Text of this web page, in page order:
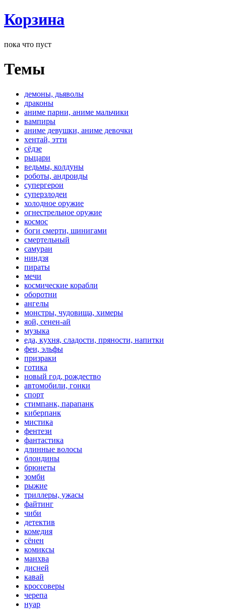
Корзина
пока что пуст
Темы
демоны, дьяволы
драконы
аниме парни, аниме мальчики
вампиры
аниме девушки, аниме девочки
хентай, этти
сёдзе
рыцари
ведьмы, колдуны
роботы, андроиды
супергерои
суперзлодеи
холодное оружие
огнестрельное оружие
космос
боги смерти, шинигами
смертельный
самураи
ниндзя
пираты
мечи
космические корабли
оборотни
ангелы
монстры, чудовища, химеры
яой, сенен-ай
музыка
еда, кухня, сладости, пряности, напитки
феи, эльфы
призраки
готика
новый год, рождество
автомобили, гонки
спорт
стимпанк, парапанк
киберпанк
мистика
фентези
фантастика
длинные волосы
блондины
брюнеты
зомби
рыжие
триллеры, ужасы
файтинг
чиби
детектив
комедия
сёнен
комиксы
манхва
дисней
кавай
кроссоверы
черепа
нуар